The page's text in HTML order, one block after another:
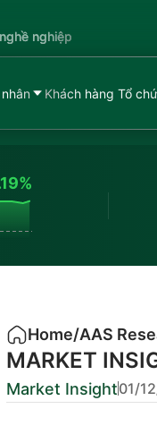
nghiệp
Khách hàng Tổ
Home/AAS
MARKET
Market Insight01/